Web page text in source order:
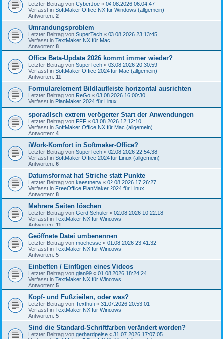
Letzter Beitrag von CyberJoe « 04.08.2026 06:04:47
Verfasst in SoftMaker Office NX für Windows (allgemein)
Antworten: 2
Umrandungsproblem
Letzter Beitrag von SuperTech « 03.08.2026 23:13:45
Verfasst in TextMaker NX für Mac
Antworten: 8
Office Beta-Update 2026 kommt immer wieder?
Letzter Beitrag von SuperTech « 03.08.2026 20:30:59
Verfasst in SoftMaker Office 2024 für Mac (allgemein)
Antworten: 11
Formularelement Bildlaufleiste horizontal ausrichten
Letzter Beitrag von ReGo « 03.08.2026 16:00:30
Verfasst in PlanMaker 2024 für Linux
sporadisch extrem verögerter Start der Anwendungen
Letzter Beitrag von FFF « 03.08.2026 12:12:10
Verfasst in SoftMaker Office NX für Mac (allgemein)
Antworten: 4
iWork-Komfort in Softmaker-Office?
Letzter Beitrag von SuperTech « 02.08.2026 22:54:38
Verfasst in SoftMaker Office 2024 für Linux (allgemein)
Antworten: 6
Datumsformat hat Striche statt Punkte
Letzter Beitrag von kaestnerw « 02.08.2026 17:26:27
Verfasst in FreeOffice PlanMaker 2024 für Linux
Antworten: 8
Mehrere Seiten löschen
Letzter Beitrag von Gerd Schüler « 02.08.2026 10:22:18
Verfasst in TextMaker NX für Windows
Antworten: 11
Geöffnete Datei umbenennen
Letzter Beitrag von moehesse « 01.08.2026 23:41:32
Verfasst in TextMaker NX für Windows
Antworten: 5
Einbetten / Einfügen eines Videos
Letzter Beitrag von gian99 « 01.08.2026 18:24:24
Verfasst in TextMaker NX für Windows
Antworten: 5
Kopf- und Fußzieilen, oder was?
Letzter Beitrag von Texthufi « 31.07.2026 20:53:01
Verfasst in TextMaker NX für Windows
Antworten: 5
Sind die Standard-Schriftfarben verändert worden?
Letzter Beitrag von gerhardpeise « 31.07.2026 17:07:05